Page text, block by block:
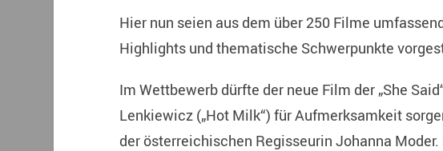
Hier nun seien aus dem über 250 Filme
Highlights und thematische Schwerpunkte
Im Wettbewerb dürfte der neue Film der „She
Lenkiewicz („Hot Milk“) für Aufmerksamkeit
der österreichischen Regisseurin Johanna Moder.